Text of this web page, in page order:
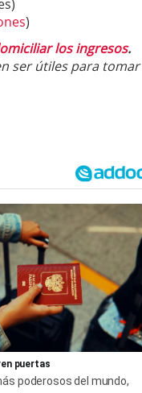
)
los ingresos.
ser útiles para tomar
puertas
poderosos del mundo,